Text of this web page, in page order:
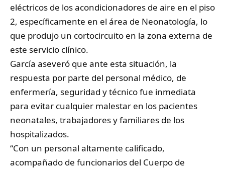
eléctricos de los acondicionadores de aire en el piso
2, específicamente en el área de Neonatología, lo
que produjo un cortocircuito en la zona externa de
este servicio clínico.
García aseveró que ante esta situación, la
respuesta por parte del personal médico, de
enfermería, seguridad y técnico fue inmediata
para evitar cualquier malestar en los pacientes
neonatales, trabajadores y familiares de los
hospitalizados.
“Con un personal altamente calificado,
acompañado de funcionarios del Cuerpo de